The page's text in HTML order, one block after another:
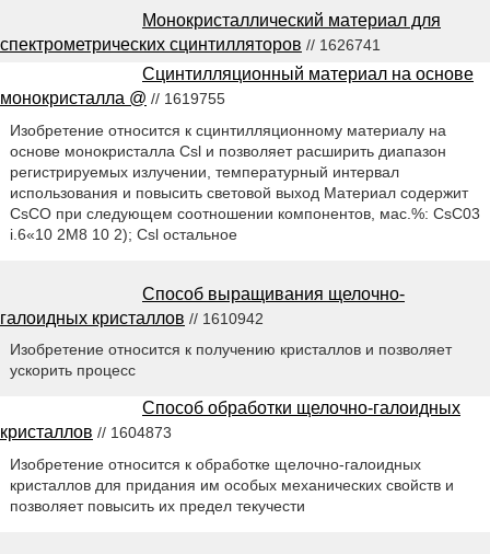
Монокристаллический материал для
спектрометрических сцинтилляторов // 1626741
Сцинтилляционный материал на основе
монокристалла @ // 1619755
Изобретение относится к сцинтилляционному материалу на
основе монокристалла Csl и позволяет расширить диапазон
регистрируемых излучении, температурный интервал
использования и повысить световой выход Материал содержит
CsCO при следующем соотношении компонентов, мас.%: CsC03
i.6«10 2M8 10 2); Csl остальное
Способ выращивания щелочно-
галоидных кристаллов // 1610942
Изобретение относится к получению кристаллов и позволяет
ускорить процесс
Способ обработки щелочно-галоидных
кристаллов // 1604873
Изобретение относится к обработке щелочно-галоидных
кристаллов для придания им особых механических свойств и
позволяет повысить их предел текучести